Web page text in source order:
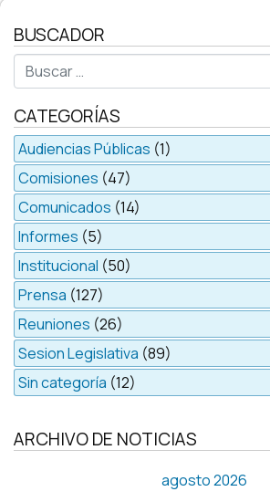
BUSCADOR
Buscar
CATEGORÍAS
Audiencias Públicas (1)
Comisiones (47)
Comunicados (14)
Informes (5)
Institucional (50)
Prensa (127)
Reuniones (26)
Sesion Legislativa (89)
Sin categoría (12)
ARCHIVO DE NOTICIAS
agosto 2026